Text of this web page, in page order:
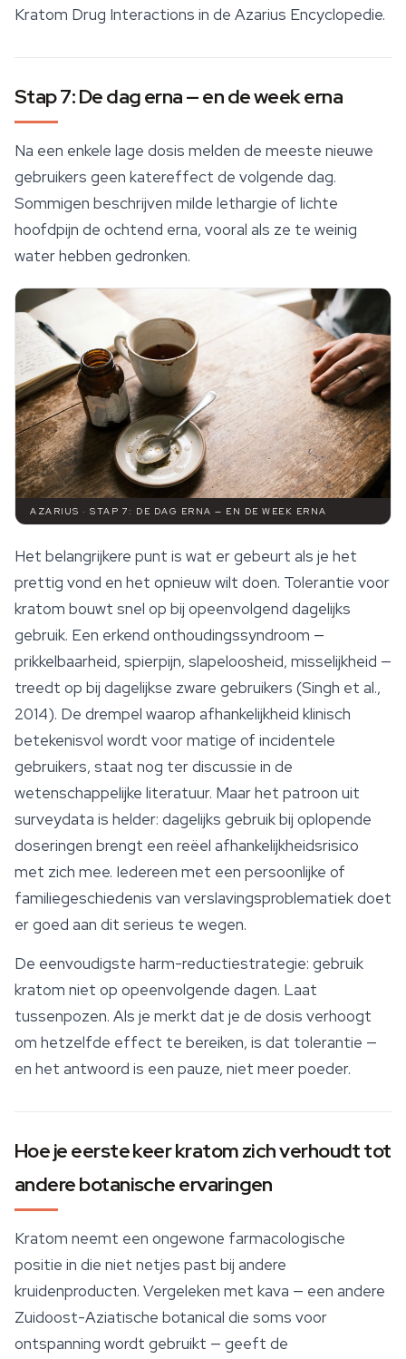
Kratom Drug Interactions in de Azarius Encyclopedie.
Stap 7: De dag erna — en de week erna
Na een enkele lage dosis melden de meeste nieuwe
gebruikers geen katereffect de volgende dag.
Sommigen beschrijven milde lethargie of lichte
hoofdpijn de ochtend erna, vooral als ze te weinig
water hebben gedronken.
AZARIUS · STAP 7: DE DAG ERNA — EN DE WEEK ERNA
Het belangrijkere punt is wat er gebeurt als je het
prettig vond en het opnieuw wilt doen. Tolerantie voor
kratom bouwt snel op bij opeenvolgend dagelijks
gebruik. Een erkend onthoudingssyndroom —
prikkelbaarheid, spierpijn, slapeloosheid, misselijkheid —
treedt op bij dagelijkse zware gebruikers (Singh et al.,
2014). De drempel waarop afhankelijkheid klinisch
betekenisvol wordt voor matige of incidentele
gebruikers, staat nog ter discussie in de
wetenschappelijke literatuur. Maar het patroon uit
surveydata is helder: dagelijks gebruik bij oplopende
doseringen brengt een reëel afhankelijkheidsrisico
met zich mee. Iedereen met een persoonlijke of
familiegeschiedenis van verslavingsproblematiek doet
er goed aan dit serieus te wegen.
De eenvoudigste harm-reductiestrategie: gebruik
kratom niet op opeenvolgende dagen. Laat
tussenpozen. Als je merkt dat je de dosis verhoogt
om hetzelfde effect te bereiken, is dat tolerantie —
en het antwoord is een pauze, niet meer poeder.
Hoe je eerste keer kratom zich verhoudt tot
andere botanische ervaringen
Kratom neemt een ongewone farmacologische
positie in die niet netjes past bij andere
kruidenproducten. Vergeleken met kava — een andere
Zuidoost-Aziatische botanical die soms voor
ontspanning wordt gebruikt — geeft de